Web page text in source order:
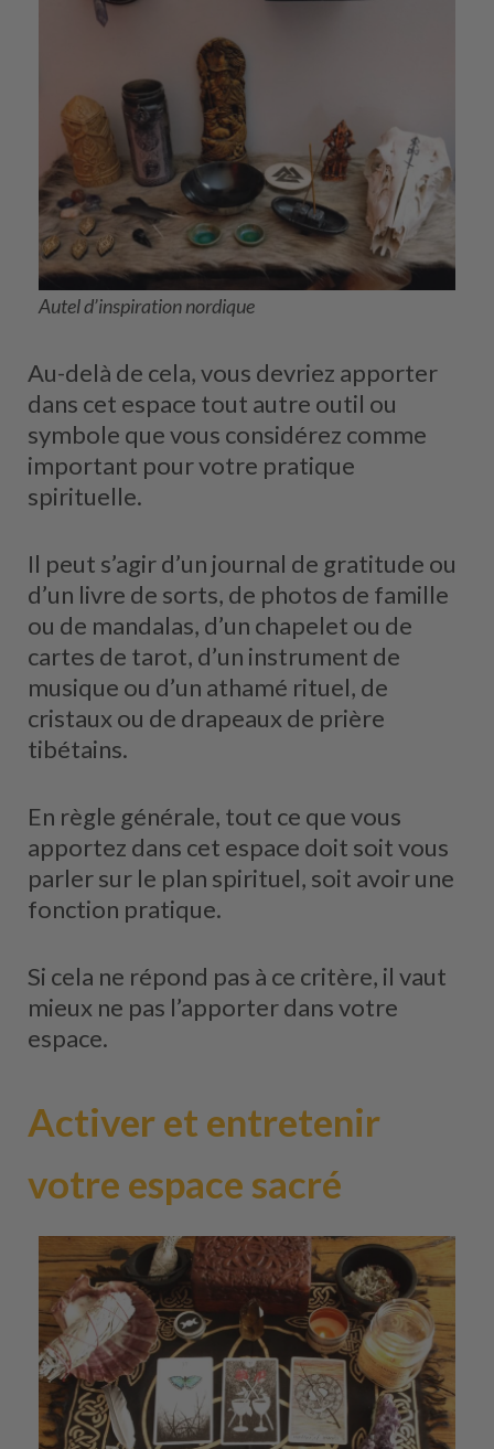
Autel d’inspiration nordique
Au-delà de cela, vous devriez apporter
dans cet espace tout autre outil ou
symbole que vous considérez comme
important pour votre pratique
spirituelle.
Il peut s’agir d’un journal de gratitude ou
d’un livre de sorts, de photos de famille
ou de mandalas, d’un chapelet ou de
cartes de tarot, d’un instrument de
musique ou d’un athamé rituel, de
cristaux ou de drapeaux de prière
tibétains.
En règle générale, tout ce que vous
apportez dans cet espace doit soit vous
parler sur le plan spirituel, soit avoir une
fonction pratique.
Si cela ne répond pas à ce critère, il vaut
mieux ne pas l’apporter dans votre
espace.
Activer et entretenir
votre espace sacré